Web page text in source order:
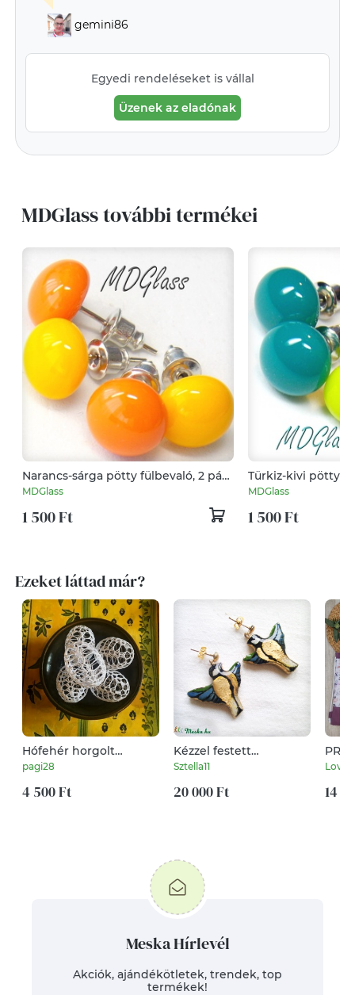
gemini86
Egyedi rendeléseket is vállal
Üzenek az eladónak
MDGlass további termékei
Narancs-sárga pötty fülbevaló, 2 pár,
üvegékszer
MDGlass
1 500 Ft
Türkiz-kivi pötty
üvegékszer
MDGlass
1 500 Ft
Ezeket láttad már?
Hófehér horgolt
tojások, 5db
pagi28
4 500 Ft
Kézzel festett
széncinegés fülbevaló
Sztella11
20 000 Ft
3
zsák
14
Meska Hírlevél
Akciók, ajándékötletek, trendek, top
termékek!